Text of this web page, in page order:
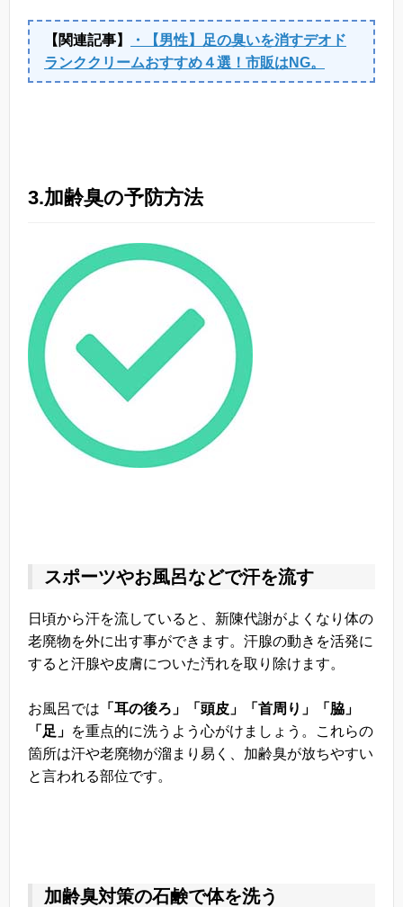
【関連記事】
・【男性】足の臭いを消すデオド
ランククリームおすすめ４選！市販はNG。
3.加齢臭の予防方法
スポーツやお風呂などで汗を流す
日頃から汗を流していると、新陳代謝がよくなり体の
老廃物を外に出す事ができます。汗腺の動きを活発に
すると汗腺や皮膚についた汚れを取り除けます。
お風呂では 「耳の後ろ」「頭皮」「首周り」「脇」
「足」 を重点的に洗うよう心がけましょう。これらの
箇所は汗や老廃物が溜まり易く、加齢臭が放ちやすい
と言われる部位です。
加齢臭対策の石鹸で体を洗う